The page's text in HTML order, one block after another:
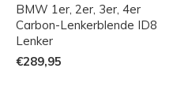
BMW 1er, 2er, 3er, 4er
Carbon-Lenkerblende ID8
Lenker
€289,95